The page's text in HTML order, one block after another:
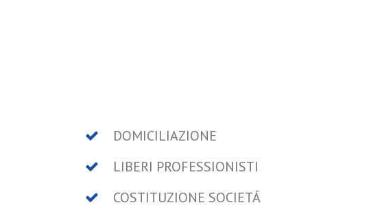
DOMICILIAZIONE
LIBERI PROFESSIONISTI
COSTITUZIONE SOCIETÁ